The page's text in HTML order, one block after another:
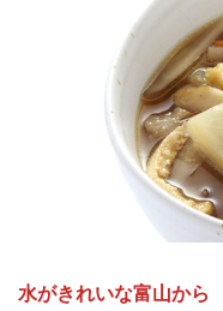
水がきれいな富山から